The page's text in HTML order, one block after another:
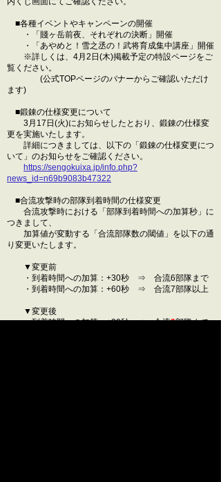
■各種イベントやキャンペーンの開催
・「賤ヶ岳前夜、それぞれの決断」開催
・「あやめと！雪之丞の！武将育成集中講座」開催
※詳しくは、4月2日(木)掲載予定の特設ページをご
覧ください。
(公式TOPページのバナーからご確認いただけ
ます)
■鍛錬の仕様変更について
3月17日(火)にお知らせしたとおり、鍛錬の仕様変
更を実施いたします。
詳細につきましては、以下の「鍛錬の仕様変更につ
いて」のお知らせをご確認ください。
https://sengokuixa.jp/info.php?
news_id=n69b9083b47322
■合流攻撃時の部隊到着時間の仕様変更
合流攻撃時における「部隊到着時間への加算秒」に
つきまして、
加算値が変動する「合流部隊数の閾値」を以下の通
り変更いたします。
▼変更前
・到着時間への加算：+30秒 ⇒ 合流6部隊まで
・到着時間への加算：+60秒 ⇒ 合流7部隊以上
▼変更後
・到着時間への加算：+30秒 ⇒ 合流8部隊まで